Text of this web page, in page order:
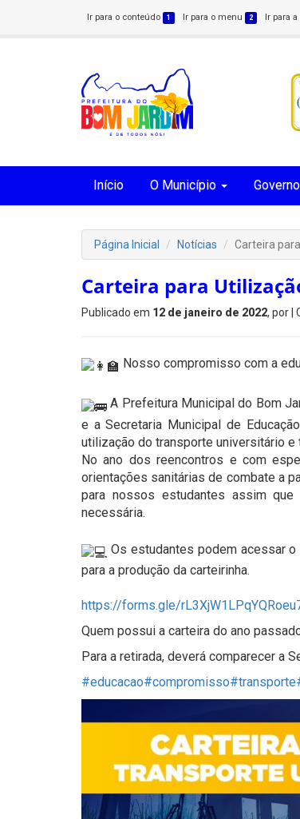
Ir para o conteúdo 1 Ir para o menu 2 Ir para
Início O Município
Página Inicial Notícias Carteira
Carteira para
Publicado em 12 de janeiro de 2022, por
Nosso compromisso com a
A Prefeitura Municipal do Bom
e a Secretaria Municipal de
utilização do transporte universitário e
No ano dos reencontros e com
orientações sanitárias de combate a
para nossos estudantes assim
necessária.
Os estudantes podem acessar
para a produção da carteirinha.
https://forms.gle/
Quem possui a carteira do ano
Para a retirada, deverá comparecer a
#educacao#compromisso#transporte